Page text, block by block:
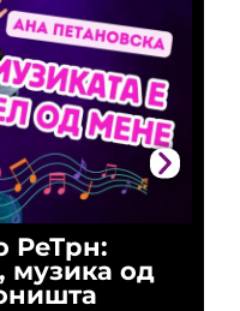
РеТрн:
музика од